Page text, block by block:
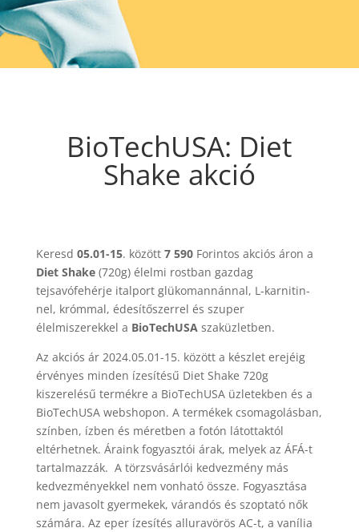
BioTechUSA: Diet
Shake akció
Keresd 05.01-15. között 7 590Forintos akciós áron a
Diet Shake(720g) élelmi rostban gazdag
tejsavófehérje italport glükomannánnal, L-karnitin-
nel, krómmal, édesítőszerrel és szuper
élelmiszerekkel a BioTechUSAszaküzletben.
Az akciós ár 2024.05.01-15. között a készlet erejéig
érvényes minden ízesítésű Diet Shake 720g
kiszerelésű termékre a BioTechUSA üzletekben és a
BioTechUSA webshopon. A termékek csomagolásban,
színben, ízben és méretben a fotón látottaktól
eltérhetnek. Áraink fogyasztói árak, melyek az ÁFÁ-t
tartalmazzák. A törzsvásárlói kedvezmény más
kedvezményekkel nem vonható össze. Fogyasztása
nem javasolt gyermekek, várandós és szoptató nők
számára. Az eper ízesítés alluravörös AC-t, a vanília